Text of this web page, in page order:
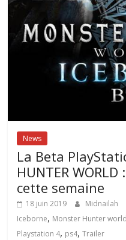
News
La Beta
HUNTER WORLD
cette semaine
18 juin 2019 Midnailah
Iceborne, Monster Hunter world
Playstation 4, ps4,Trailer